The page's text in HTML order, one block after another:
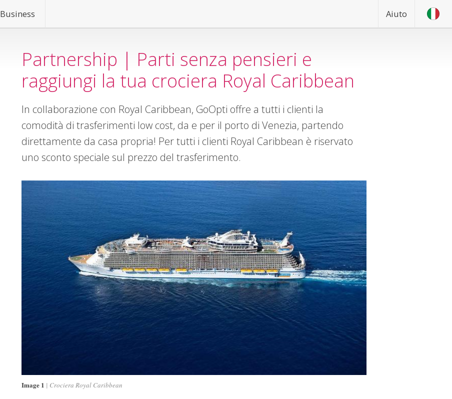
Business Aiuto
Partnership | Parti senza pensieri e
raggiungi la tua crociera Royal Caribbean
In collaborazione con Royal Caribbean, GoOpti offre a tutti i clienti la
comodità di trasferimenti low cost, da e per il porto di Venezia, partendo
direttamente da casa propria! Per tutti i clienti Royal Caribbean è riservato
uno sconto speciale sul prezzo del trasferimento.
Image 1 Crociera Royal Caribbean